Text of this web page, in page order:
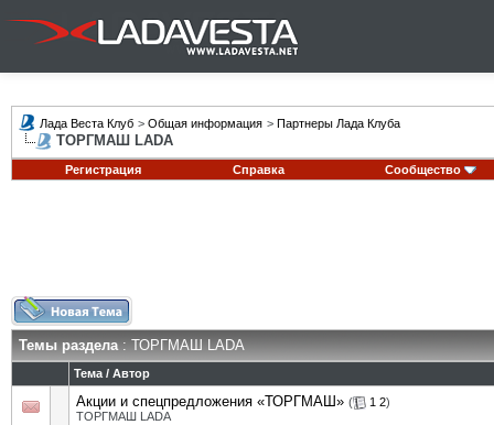
Лада Веста Клуб > Общая информация > Партнеры Лада Клуба
ТОРГМАШ LADA
Регистрация Справка Сообщество
Темы раздела: ТОРГМАШ LADA
Тема / Автор
Акции и спецпредложения «ТОРГМАШ» ( 1 2)
ТОРГМАШ LADA